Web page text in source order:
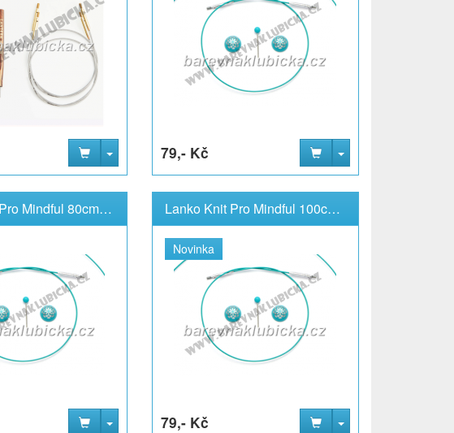
79,- Kč
Lanko Knit Pro Mindful 80cm pevné Lanko Knit Pro Mindful 100cm pevné
Novinka
79,- Kč